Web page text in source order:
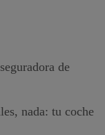
de
nada: tu coche